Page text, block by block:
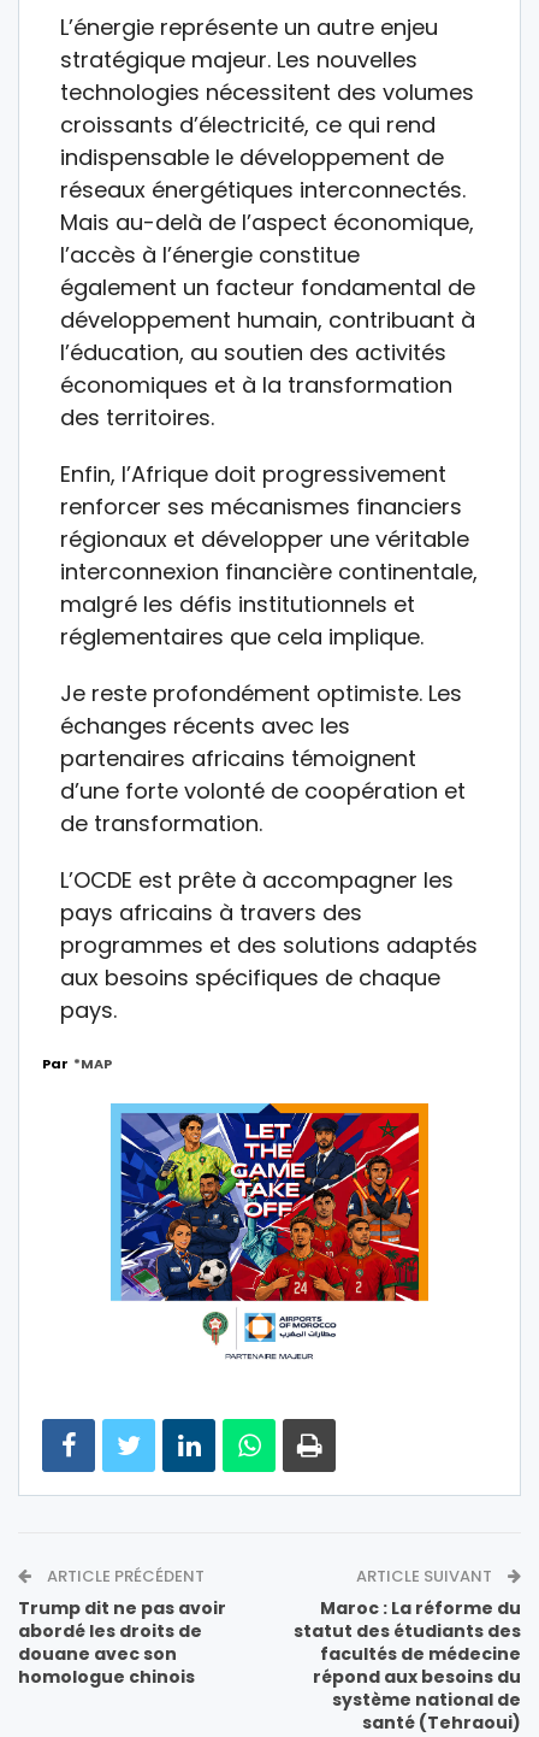
L’énergie représente un autre enjeu
stratégique majeur. Les nouvelles
technologies nécessitent des volumes
croissants d’électricité, ce qui rend
indispensable le développement de
réseaux énergétiques interconnectés.
Mais au-delà de l’aspect économique,
l’accès à l’énergie constitue
également un facteur fondamental de
développement humain, contribuant à
l’éducation, au soutien des activités
économiques et à la transformation
des territoires.
Enfin, l’Afrique doit progressivement
renforcer ses mécanismes financiers
régionaux et développer une véritable
interconnexion financière continentale,
malgré les défis institutionnels et
réglementaires que cela implique.
Je reste profondément optimiste. Les
échanges récents avec les
partenaires africains témoignent
d’une forte volonté de coopération et
de transformation.
L’OCDE est prête à accompagner les
pays africains à travers des
programmes et des solutions adaptés
aux besoins spécifiques de chaque
pays.
Par *MAP
ARTICLE PRÉCÉDENT
Trump dit ne pas avoir
abordé les droits de
douane avec son
homologue chinois
ARTICLE SUIVANT
Maroc : La réforme du
statut des étudiants des
facultés de médecine
répond aux besoins du
système national de
santé (Tehraoui)